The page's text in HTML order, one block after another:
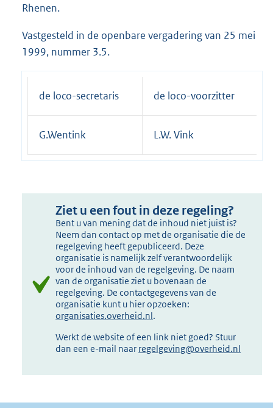
Rhenen.
Vastgesteld in de openbare vergadering van 25 mei
1999, nummer 3.5.
de loco-secretaris de loco-voorzitter
G.Wentink L.W. Vink
Ziet u een fout in deze regeling?
Bent u van mening dat de inhoud niet juist is?
Neem dan contact op met de organisatie die de
regelgeving heeft gepubliceerd. Deze
organisatie is namelijk zelf verantwoordelijk
voor de inhoud van de regelgeving. De naam
van de organisatie ziet u bovenaan de
regelgeving. De contactgegevens van de
organisatie kunt u hier opzoeken:
organisaties.overheid.nl.
Werkt de website of een link niet goed? Stuur
dan een e-mail naar regelgeving@overheid.nl